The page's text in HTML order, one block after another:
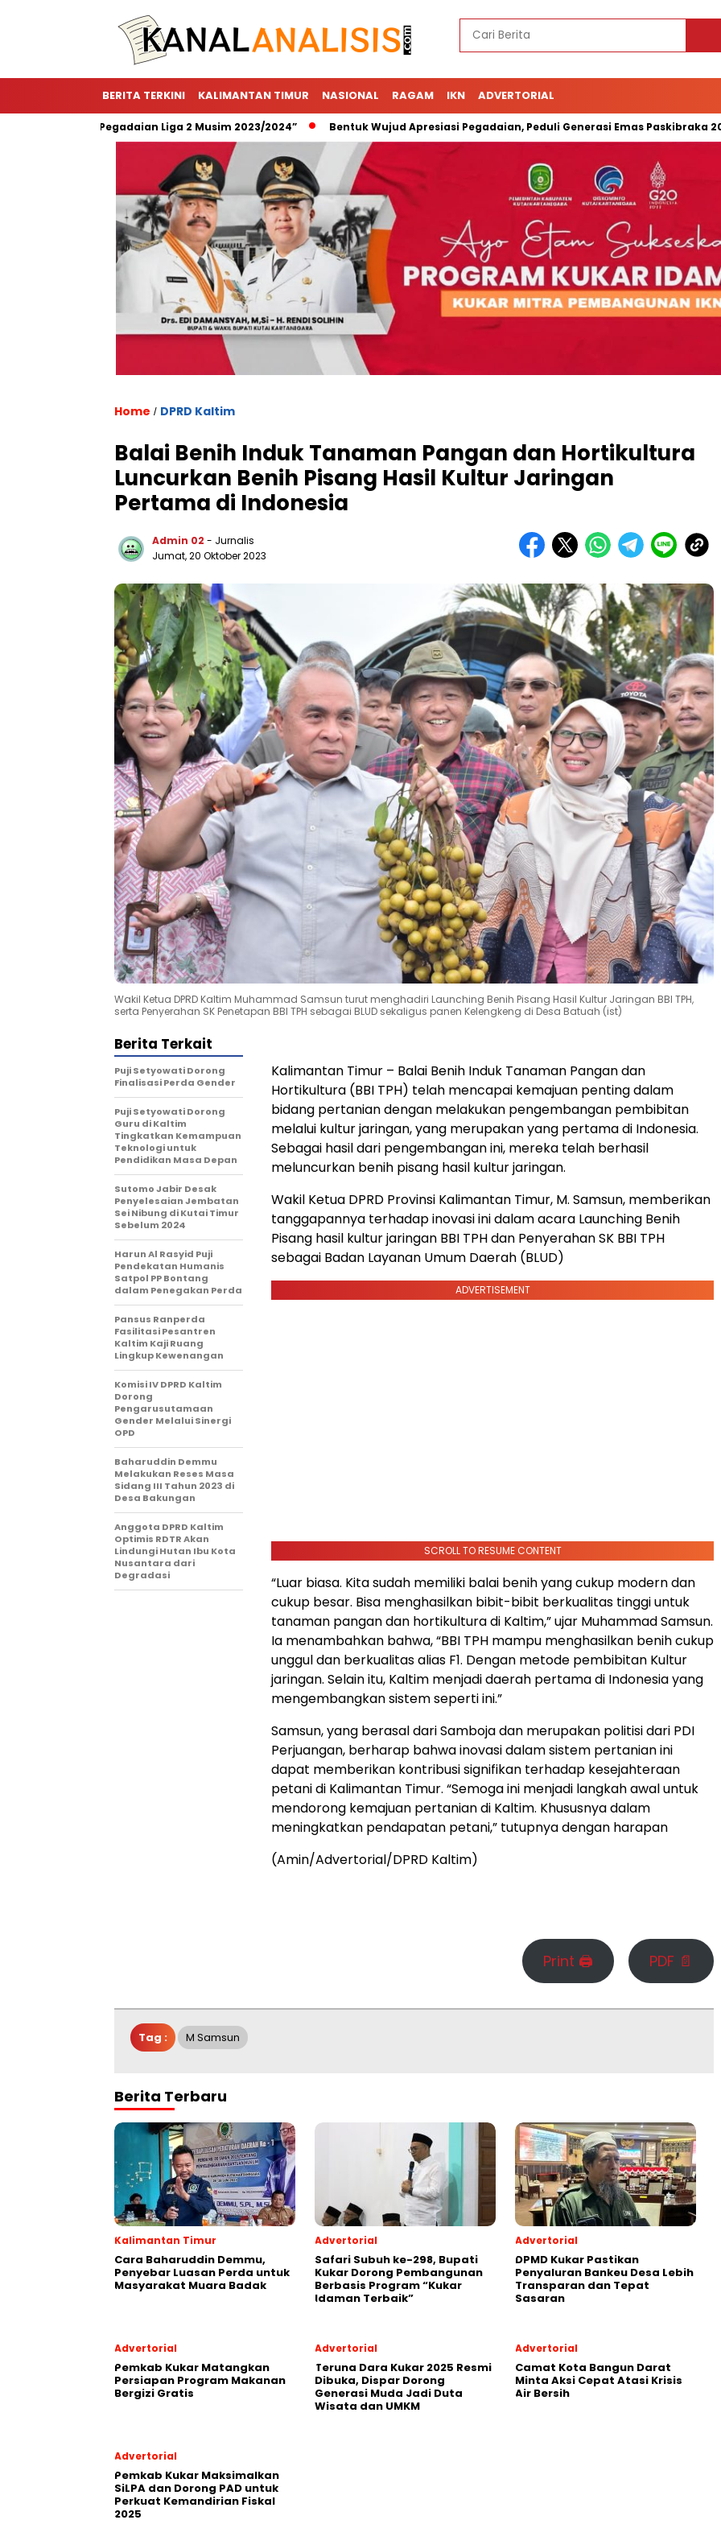
BERITA TERKINI KALIMANTAN TIMUR NASIONAL RAGAM IKN ADVERTORIAL
Utama “Pegadaian Liga 2 Musim 2023/2024” Bentuk Wujud Apresiasi Pegadaian, Peduli Generasi Emas Paskibraka 2023
Home / DPRD Kaltim
Balai Benih Induk Tanaman Pangan dan Hortikultura
Luncurkan Benih Pisang Hasil Kultur Jaringan
Pertama di Indonesia
Admin 02 - Jurnalis
Jumat, 20 Oktober 2023
Wakil Ketua DPRD Kaltim Muhammad Samsun turut menghadiri Launching Benih Pisang Hasil Kultur Jaringan BBI TPH,
serta Penyerahan SK Penetapan BBI TPH sebagai BLUD sekaligus panen Kelengkeng di Desa Batuah (ist)
Kalimantan Timur – Balai Benih Induk Tanaman Pangan dan
Hortikultura (BBI TPH) telah mencapai kemajuan penting dalam
bidang pertanian dengan melakukan pengembangan pembibitan
melalui kultur jaringan, yang merupakan yang pertama di Indonesia.
Sebagai hasil dari pengembangan ini, mereka telah berhasil
meluncurkan benih pisang hasil kultur jaringan.
Wakil Ketua DPRD Provinsi Kalimantan Timur, M. Samsun, memberikan
tanggapannya terhadap inovasi ini dalam acara Launching Benih
Pisang hasil kultur jaringan BBI TPH dan Penyerahan SK BBI TPH
sebagai Badan Layanan Umum Daerah (BLUD)
ADVERTISEMENT
SCROLL TO RESUME CONTENT
“Luar biasa. Kita sudah memiliki balai benih yang cukup modern dan
cukup besar. Bisa menghasilkan bibit-bibit berkualitas tinggi untuk
tanaman pangan dan hortikultura di Kaltim,” ujar Muhammad Samsun.
Ia menambahkan bahwa, “BBI TPH mampu menghasilkan benih cukup
unggul dan berkualitas alias F1. Dengan metode pembibitan Kultur
jaringan. Selain itu, Kaltim menjadi daerah pertama di Indonesia yang
mengembangkan sistem seperti ini.”
Samsun, yang berasal dari Samboja dan merupakan politisi dari PDI
Perjuangan, berharap bahwa inovasi dalam sistem pertanian ini
dapat memberikan kontribusi signifikan terhadap kesejahteraan
petani di Kalimantan Timur. “Semoga ini menjadi langkah awal untuk
mendorong kemajuan pertanian di Kaltim. Khususnya dalam
meningkatkan pendapatan petani,” tutupnya dengan harapan
(Amin/Advertorial/DPRD Kaltim)
Print 🖨 PDF 📄
Berita Terkait
Puji Setyowati Dorong
Finalisasi Perda Gender
Puji Setyowati Dorong
Guru di Kaltim
Tingkatkan Kemampuan
Teknologi untuk
Pendidikan Masa Depan
Sutomo Jabir Desak
Penyelesaian Jembatan
Sei Nibung di Kutai Timur
Sebelum 2024
Harun Al Rasyid Puji
Pendekatan Humanis
Satpol PP Bontang
dalam Penegakan Perda
Pansus Ranperda
Fasilitasi Pesantren
Kaltim Kaji Ruang
Lingkup Kewenangan
Komisi IV DPRD Kaltim
Dorong
Pengarusutamaan
Gender Melalui Sinergi
OPD
Baharuddin Demmu
Melakukan Reses Masa
Sidang III Tahun 2023 di
Desa Bakungan
Anggota DPRD Kaltim
Optimis RDTR Akan
Lindungi Hutan Ibu Kota
Nusantara dari
Degradasi
Tag : M Samsun
Berita Terbaru
Kalimantan Timur
Cara Baharuddin Demmu,
Penyebar Luasan Perda untuk
Masyarakat Muara Badak
Advertorial
Safari Subuh ke-298, Bupati
Kukar Dorong Pembangunan
Berbasis Program “Kukar
Idaman Terbaik”
Advertorial
DPMD Kukar Pastikan
Penyaluran Bankeu Desa Lebih
Transparan dan Tepat
Sasaran
Advertorial
Pemkab Kukar Matangkan
Persiapan Program Makanan
Bergizi Gratis
Advertorial
Teruna Dara Kukar 2025 Resmi
Dibuka, Dispar Dorong
Generasi Muda Jadi Duta
Wisata dan UMKM
Advertorial
Camat Kota Bangun Darat
Minta Aksi Cepat Atasi Krisis
Air Bersih
Advertorial
Pemkab Kukar Maksimalkan
SiLPA dan Dorong PAD untuk
Perkuat Kemandirian Fiskal
2025